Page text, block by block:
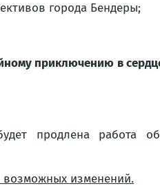
города Бендеры;
приключению в
продлена работа
возможных изменений.